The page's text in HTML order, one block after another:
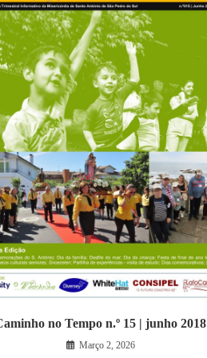
no Tempo n.º 15 | junho 2018
Março 2, 2026